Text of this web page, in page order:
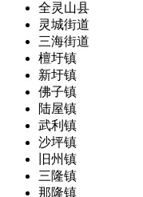
全灵山县
灵城街道
三海街道
檀圩镇
新圩镇
佛子镇
陆屋镇
武利镇
沙坪镇
旧州镇
三隆镇
那隆镇